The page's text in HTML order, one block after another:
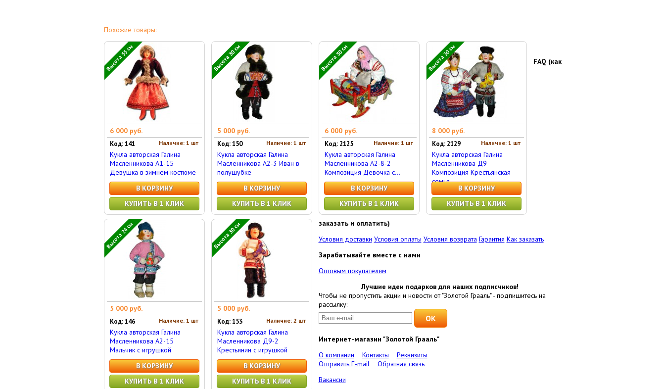
Похожие товары:
Высота 55 см
6 000 руб.
Наличие: 1 шт
Код: 141
Кукла авторская Галина
Масленникова А1-15
Девушка в зимнем костюме
В КОРЗИНУ
КУПИТЬ В 1 КЛИК
Высота 30 см
5 000 руб.
Наличие: 1 шт
Код: 150
Кукла авторская Галина
Масленникова А2-3 Иван в
полушубке
В КОРЗИНУ
КУПИТЬ В 1 КЛИК
Высота 30 см
6 000 руб.
Наличие: 1 шт
Код: 2125
Кукла авторская Галина
Масленникова А2-8-2
Композиция Девочка с...
В КОРЗИНУ
КУПИТЬ В 1 КЛИК
Высота 30 см
8 000 руб.
Наличие: 1 шт
Код: 2129
Кукла авторская Галина
Масленникова Д9
Композиция Крестьянская
семья
В КОРЗИНУ
КУПИТЬ В 1 КЛИК
Высота 24 см
5 000 руб.
Наличие: 1 шт
Код: 146
Кукла авторская Галина
Масленникова А2-15
Мальчик с игрушкой
В КОРЗИНУ
КУПИТЬ В 1 КЛИК
Высота 30 см
5 000 руб.
Наличие: 2 шт
Код: 153
Кукла авторская Галина
Масленникова Д9-2
Крестьянин с игрушкой
В КОРЗИНУ
КУПИТЬ В 1 КЛИК
FAQ (как
заказать и оплатить)
Условия доставки Условия оплаты Условия возврата Гарантия Как заказать
Зарабатывайте вместе с нами
Оптовым покупателям
Лучшие идеи подарков для наших подписчиков!
Чтобы не пропустить акции и новости от "Золотой Грааль" - подпишитесь на
рассылку:
Интернет-магазин "Золотой Грааль"
О компании
Контакты
Реквизиты
Отправить E-mail
Обратная связь
Вакансии